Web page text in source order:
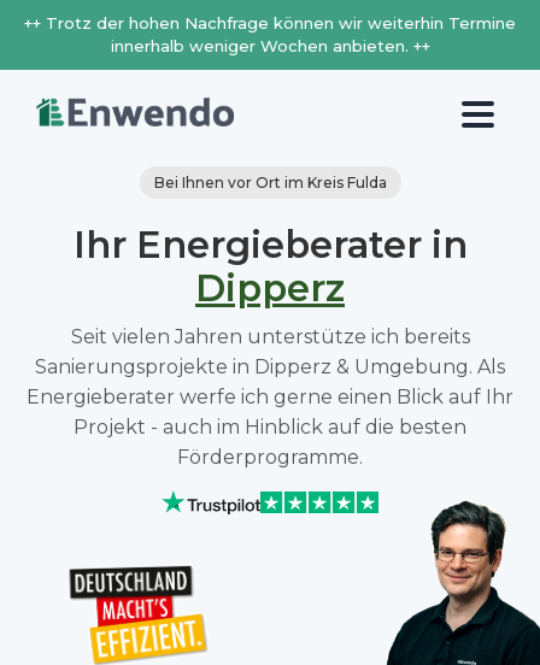
++ Trotz der hohen Nachfrage können wir weiterhin Termine
innerhalb weniger Wochen anbieten. ++
Bei Ihnen vor Ort im Kreis Fulda
Ihr Energieberater in
Dipperz
Seit vielen Jahren unterstütze ich bereits
Sanierungsprojekte in Dipperz & Umgebung. Als
Energieberater werfe ich gerne einen Blick auf Ihr
Projekt - auch im Hinblick auf die besten
Förderprogramme.